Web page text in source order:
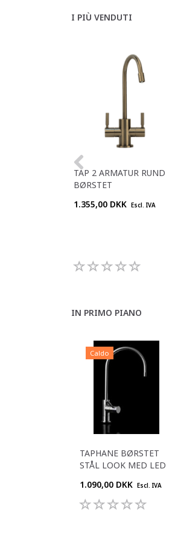
I PIÙ VENDUTI
TAP 2 ARMATUR RUND
BØRSTET
1.355,00 DKK
Escl. IVA
IN PRIMO PIANO
Caldo
TAPHANE BØRSTET
STÅL LOOK MED LED
1.090,00 DKK
Escl. IVA